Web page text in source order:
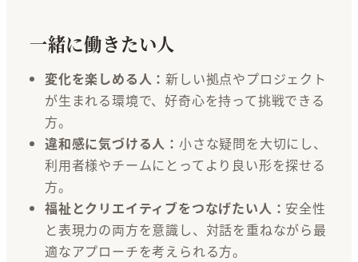
一緒に働きたい人
変化を楽しめる人：新しい拠点やプロジェクト
が生まれる環境で、好奇心を持って挑戦できる
方。
違和感に気づける人： 小さな疑問を大切にし、
利用者様やチームにとってより良い形を探せる
方。
福祉とクリエイティブをつなげたい人： 安全性
と表現力の両方を意識し、対話を重ねながら最
適なアプローチを考えられる方。